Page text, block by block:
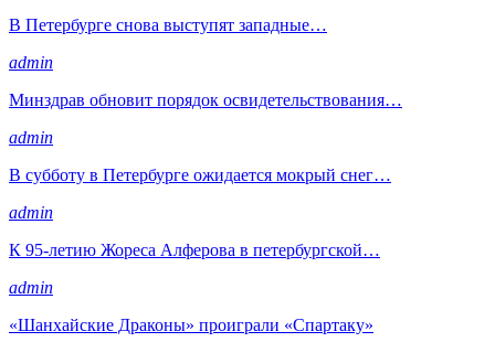
В Петербурге снова выступят западные…
admin
Минздрав обновит порядок освидетельствования…
admin
В субботу в Петербурге ожидается мокрый снег…
admin
К 95-летию Жореса Алферова в петербургской…
admin
«Шанхайские Драконы» проиграли «Спартаку»